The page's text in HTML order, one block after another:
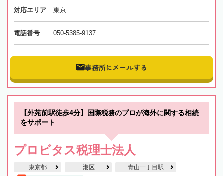
対応エリア 東京
電話番号 050-5385-9137
事務所にメールする
【外苑前駅徒歩4分】国際税務のプロが海外に関する相続
をサポート
プロビタス税理士法人
東京都 港区 青山一丁目駅